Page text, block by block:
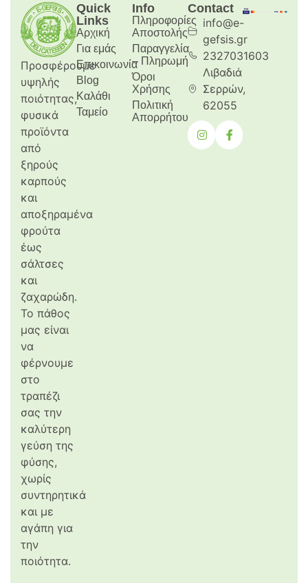
Προσφέρουμε
υψηλής
ποιότητας,
φυσικά
προϊόντα
από
ξηρούς
καρπούς
και
αποξηραμένα
φρούτα
έως
σάλτσες
και
ζαχαρώδη.
Το πάθος
μας είναι
να
φέρνουμε
στο
τραπέζι
σας την
καλύτερη
γεύση της
φύσης,
χωρίς
συντηρητικά
και με
αγάπη για
την
ποιότητα.
Quick
Links
Αρχική
Για εμάς
Επικοινωνία
Blog
Καλάθι
Ταμείο
Info
Πληροφορίες
Aποστολής
Παραγγελία
– Πληρωμή
Όροι
Χρήσης
Πολιτική
Απορρήτου
Contact
info@e-
gefsis.gr
2327031603
Λιβαδιά
Σερρών,
62055